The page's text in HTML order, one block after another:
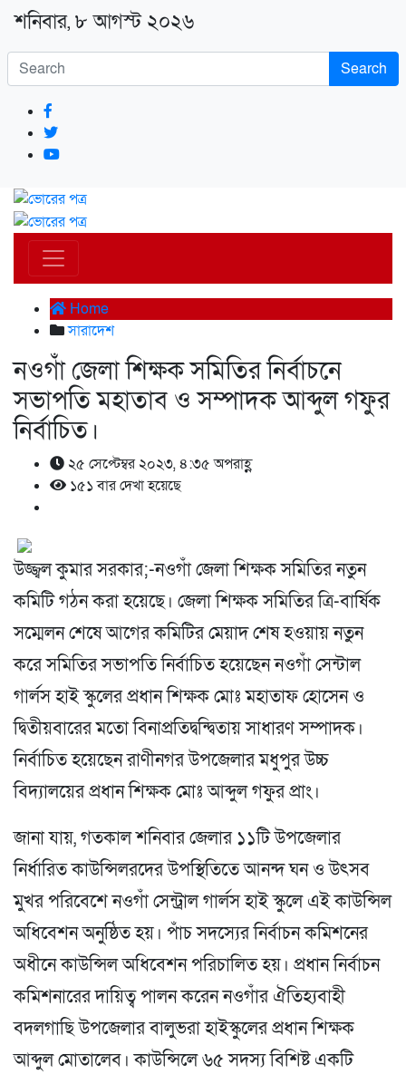
শনিবার, ৮ আগস্ট ২০২৬
Search
Home
সারাদেশ
নওগাঁ জেলা শিক্ষক সমিতির নির্বাচনে
সভাপতি মহাতাব ও সম্পাদক আব্দুল গফুর
নির্বাচিত।
২৫ সেপ্টেম্বর ২০২৩, ৪:৩৫ অপরাহ্ণ
১৫১ বার দেখা হয়েছে
উজ্জ্বল কুমার সরকার;-নওগাঁ জেলা শিক্ষক সমিতির নতুন
কমিটি গঠন করা হয়েছে। জেলা শিক্ষক সমিতির ত্রি-বার্ষিক
সম্মেলন শেষে আগের কমিটির মেয়াদ শেষ হওয়ায় নতুন
করে সমিতির সভাপতি নির্বাচিত হয়েছেন নওগাঁ সেন্টাল
গার্লস হাই স্কুলের প্রধান শিক্ষক মোঃ মহাতাফ হোসেন ও
দ্বিতীয়বারের মতো বিনাপ্রতিদ্বন্দ্বিতায় সাধারণ সম্পাদক।
নির্বাচিত হয়েছেন রাণীনগর উপজেলার মধুপুর উচ্চ
বিদ্যালয়ের প্রধান শিক্ষক মোঃ আব্দুল গফুর প্রাং।
জানা যায়, গতকাল শনিবার জেলার ১১টি উপজেলার
নির্ধারিত কাউন্সিলরদের উপস্থিতিতে আনন্দ ঘন ও উৎসব
মুখর পরিবেশে নওগাঁ সেন্ট্রাল গার্লস হাই স্কুলে এই কাউন্সিল
অধিবেশন অনুষ্ঠিত হয়। পাঁচ সদস্যের নির্বাচন কমিশনের
অধীনে কাউন্সিল অধিবেশন পরিচালিত হয়। প্রধান নির্বাচন
কমিশনারের দায়িত্ব পালন করেন নওগাঁর ঐতিহ্যবাহী
বদলগাছি উপজেলার বালুভরা হাইস্কুলের প্রধান শিক্ষক
আব্দুল মোতালেব। কাউন্সিলে ৬৫ সদস্য বিশিষ্ট একটি